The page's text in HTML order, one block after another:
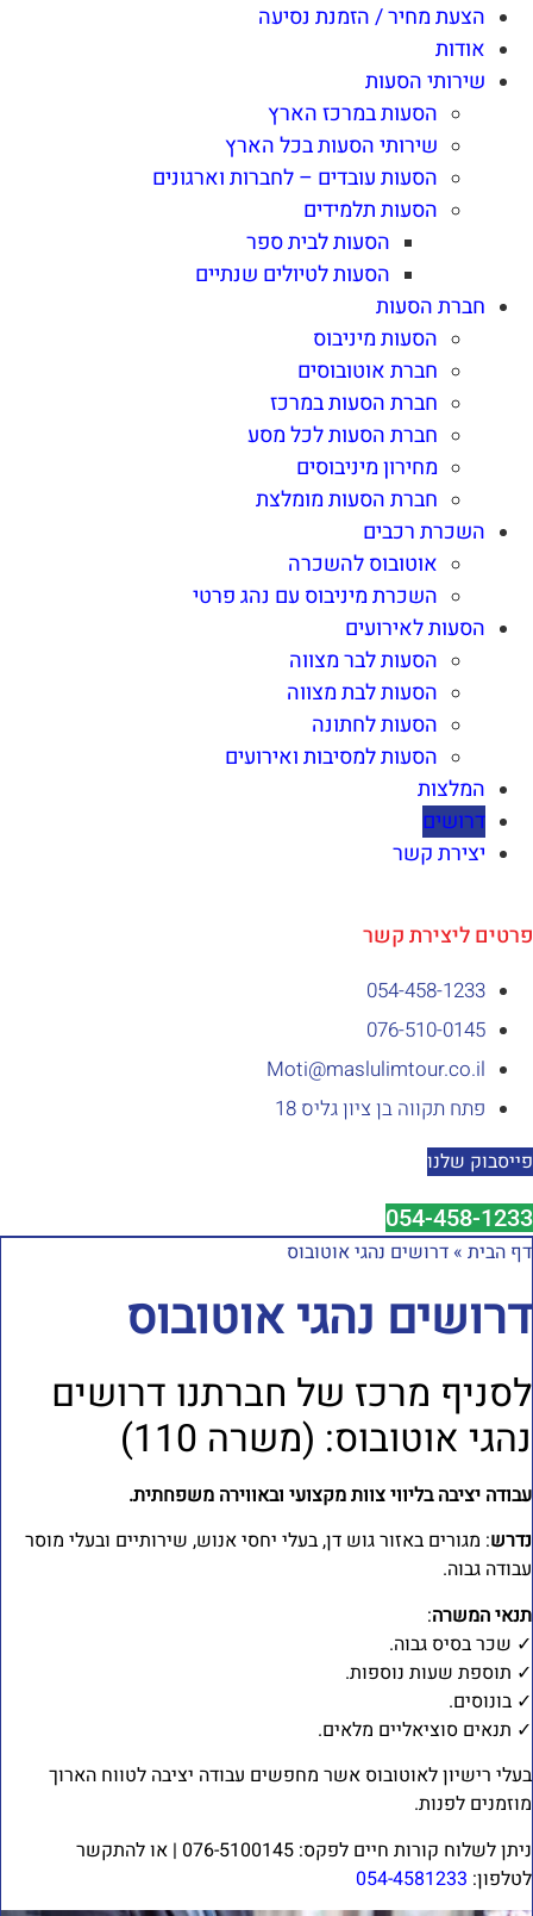
הצעת מחיר / הזמנת נסיעה
אודות
שירותי הסעות
הסעות במרכז הארץ
שירותי הסעות בכל הארץ
הסעות עובדים – לחברות וארגונים
הסעות תלמידים
הסעות לבית ספר
הסעות לטיולים שנתיים
חברת הסעות
הסעות מיניבוס
חברת אוטובוסים
חברת הסעות במרכז
חברת הסעות לכל מסע
מחירון מיניבוסים
חברת הסעות מומלצת
השכרת רכבים
אוטובוס להשכרה
השכרת מיניבוס עם נהג פרטי
הסעות לאירועים
הסעות לבר מצווה
הסעות לבת מצווה
הסעות לחתונה
הסעות למסיבות ואירועים
המלצות
דרושים
יצירת קשר
ליצירת קשר
054-458-1233⁩
076-510-0145
Moti@maslulimtour.co.il
פתח תקווה בן ציון גליס 18
שלנו
054-458-
הבית»דרושים נהגי אוטובוס
נהגי אוטובוס
מרכז של חברתנו דרושים
אוטובוס: (משרה 110)
יציבה בליווי צוות מקצועי ובאווירה משפחתית.
: מגורים באזור גוש דן, בעלי יחסי אנוש, שירותיים ובעלי מוסר
גבוה.
המשרה:
שכר בסיס גבוה.
תוספת שעות נוספות.
בונוסים.
תנאים סוציאליים מלאים.
רישיון לאוטובוס אשר מחפשים עבודה יציבה לטווח הארוך
לפנות.
ניתן לשלוח קורות חיים לפקס: 076-5100145 | או להתקשר
054-4581233